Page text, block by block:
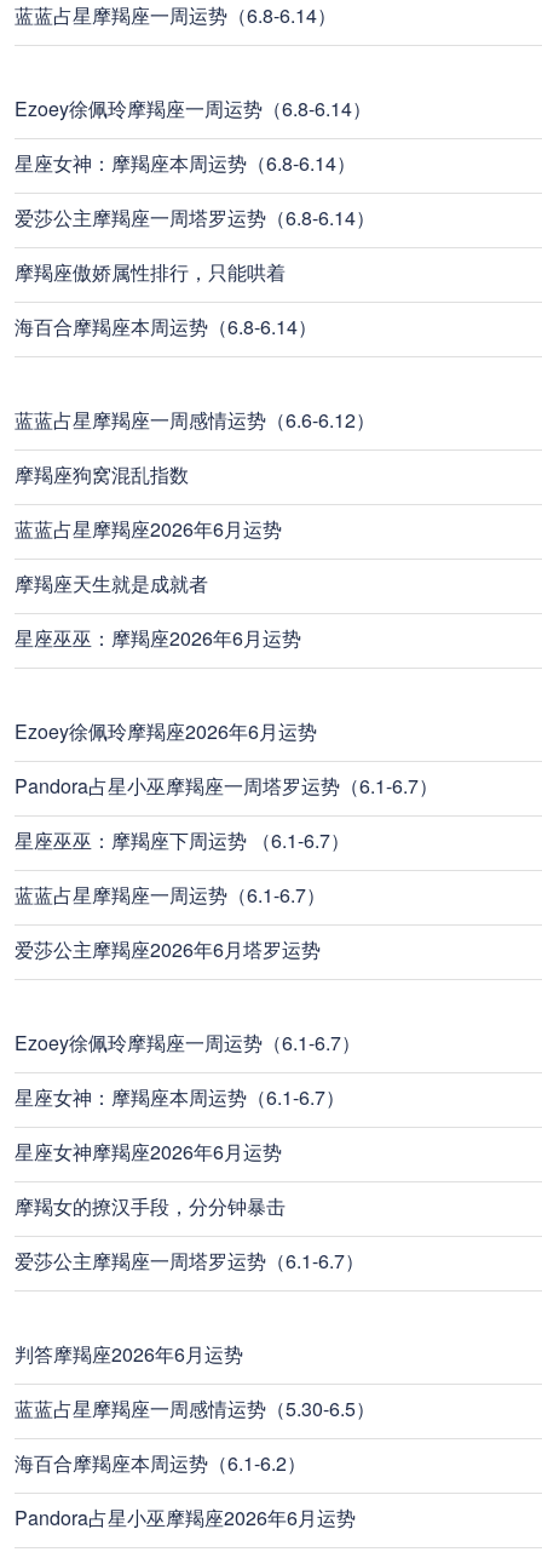
蓝蓝占星摩羯座一周运势（6.8-6.14）
Ezoey徐佩玲摩羯座一周运势（6.8-6.14）
星座女神：摩羯座本周运势（6.8-6.14）
爱莎公主摩羯座一周塔罗运势（6.8-6.14）
摩羯座傲娇属性排行，只能哄着
海百合摩羯座本周运势（6.8-6.14）
蓝蓝占星摩羯座一周感情运势（6.6-6.12）
摩羯座狗窝混乱指数
蓝蓝占星摩羯座2026年6月运势
摩羯座天生就是成就者
星座巫巫：摩羯座2026年6月运势
Ezoey徐佩玲摩羯座2026年6月运势
Pandora占星小巫摩羯座一周塔罗运势（6.1-6.7）
星座巫巫：摩羯座下周运势 （6.1-6.7）
蓝蓝占星摩羯座一周运势（6.1-6.7）
爱莎公主摩羯座2026年6月塔罗运势
Ezoey徐佩玲摩羯座一周运势（6.1-6.7）
星座女神：摩羯座本周运势（6.1-6.7）
星座女神摩羯座2026年6月运势
摩羯女的撩汉手段，分分钟暴击
爱莎公主摩羯座一周塔罗运势（6.1-6.7）
判答摩羯座2026年6月运势
蓝蓝占星摩羯座一周感情运势（5.30-6.5）
海百合摩羯座本周运势（6.1-6.2）
Pandora占星小巫摩羯座2026年6月运势